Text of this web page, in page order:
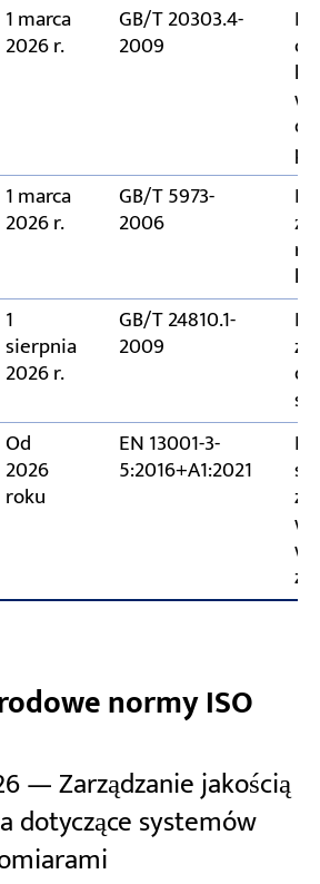
1 marca
2026 r.
GB/T 20303.4-
2009 o
1 marca
2026 r.
GB/T 5973-
2006
1
sierpnia
2026 r.
GB/T 24810.1-
2009
Od
2026
roku
EN 13001-3-
5:2016+A1:2021
normy ISO
— Zarządzanie jakością
dotyczące systemów